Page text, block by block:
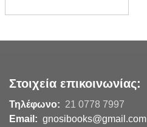
Στοιχεία επικοινωνίας:
Τηλέφωνο: 21 0778 7997
Email: gnosibooks@gmail.com